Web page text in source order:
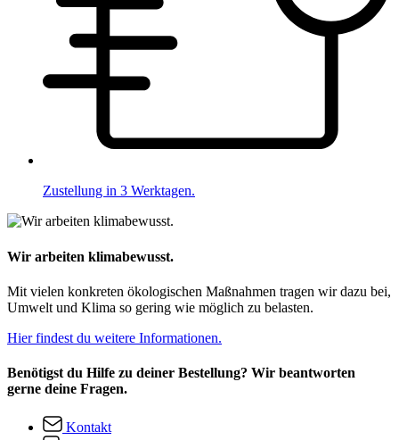
Zustellung in 3 Werktagen.
Wir arbeiten klimabewusst.
Mit vielen konkreten ökologischen Maßnahmen tragen wir dazu bei,
Umwelt und Klima so gering wie möglich zu belasten.
Hier findest du weitere Informationen.
Benötigst du Hilfe zu deiner Bestellung? Wir beantworten
gerne deine Fragen.
Kontakt